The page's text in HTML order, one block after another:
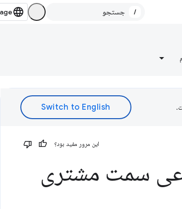
/
این مرور مفید بود؟
سمت مشتری